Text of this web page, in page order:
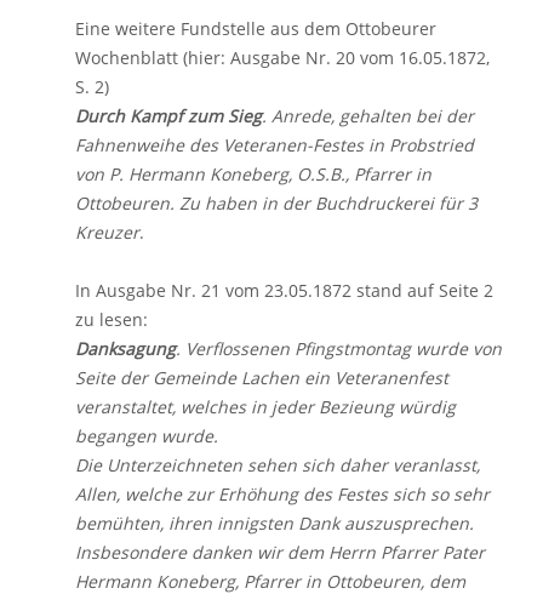
Eine weitere Fundstelle aus dem Ottobeurer
Wochenblatt (hier: Ausgabe Nr. 20 vom 16.05.1872,
S. 2)
Durch Kampf zum Sieg. Anrede, gehalten bei der
Fahnenweihe des Veteranen-Festes in Probstried
von P. Hermann Koneberg, O.S.B., Pfarrer in
Ottobeuren. Zu haben in der Buchdruckerei für 3
Kreuzer.
In Ausgabe Nr. 21 vom 23.05.1872 stand auf Seite 2
zu lesen:
Danksagung. Verflossenen Pfingstmontag wurde von
Seite der Gemeinde Lachen ein Veteranenfest
veranstaltet, welches in jeder Bezieung würdig
begangen wurde.
Die Unterzeichneten sehen sich daher veranlasst,
Allen, welche zur Erhöhung des Festes sich so sehr
bemühten, ihren innigsten Dank auszusprechen.
Insbesondere danken wir dem Herrn Pfarrer Pater
Hermann Koneberg, Pfarrer in Ottobeuren, dem